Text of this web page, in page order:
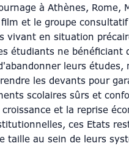
à Athènes, Rome,
et le groupe
vivant en situation
étudiants ne bénéficiant
leurs études,
les devants pour
scolaires sûrs et
croissance et la reprise
ces Etats
taille au sein de leurs